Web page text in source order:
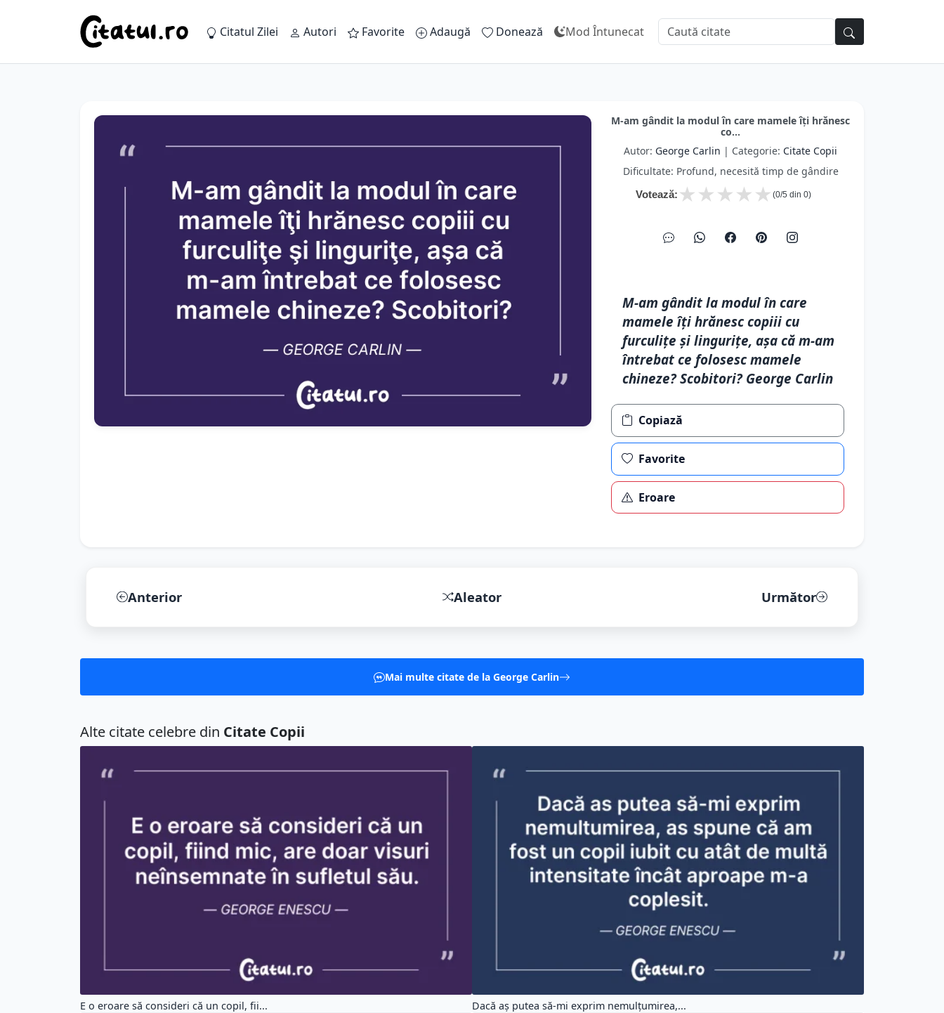
Citatul Zilei Autori Favorite Adaugă Donează Mod Întunecat
M-am gândit la modul în care mamele îţi hrănesc
co...
Autor: George Carlin | Categorie: Citate Copii
Dificultate: Profund, necesită timp de gândire
Votează: ★
★
★
★
★ (0/5 din 0)
M-am gândit la modul în care
mamele îţi hrănesc copiii cu
furculiţe şi linguriţe, aşa că m-am
întrebat ce folosesc mamele
chineze? Scobitori? George Carlin
Copiază
Favorite
Eroare
Anterior Aleator Următor
Mai multe citate de la George Carlin
Alte citate celebre din Citate Copii
E o eroare să consideri că un copil, fii... Dacă aș putea să-mi exprim nemulțumirea,...